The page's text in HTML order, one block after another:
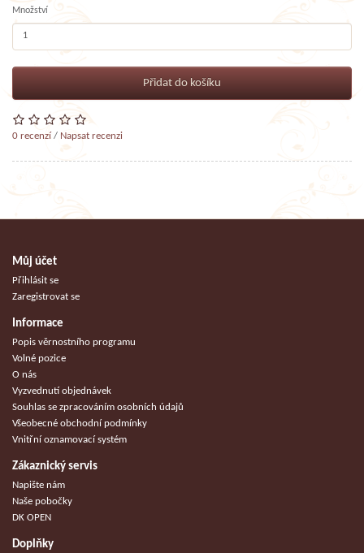
Množství
Přidat do košíku
0 recenzí/ Napsat recenzi
Můj účet
Přihlásit se
Zaregistrovat se
Informace
Popis věrnostního programu
Volné pozice
O nás
Vyzvednutí objednávek
Souhlas se zpracováním osobních údajů
Všeobecné obchodní podmínky
Vnitřní oznamovací systém
Zákaznický servis
Napište nám
Naše pobočky
DK OPEN
Doplňky